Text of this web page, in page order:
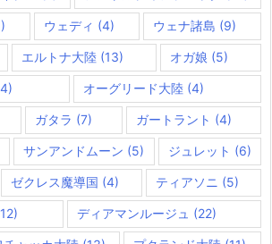
ウェディ (4) ウェナ諸島 (9)
エルトナ大陸 (13) オガ娘 (5)
オーグリード大陸 (4)
ガタラ (7) ガートラント (4)
サンアンドムーン (5) ジュレット (6)
ゼクレス魔導国 (4) ティアソニ (5)
ディアマンルージュ (22)